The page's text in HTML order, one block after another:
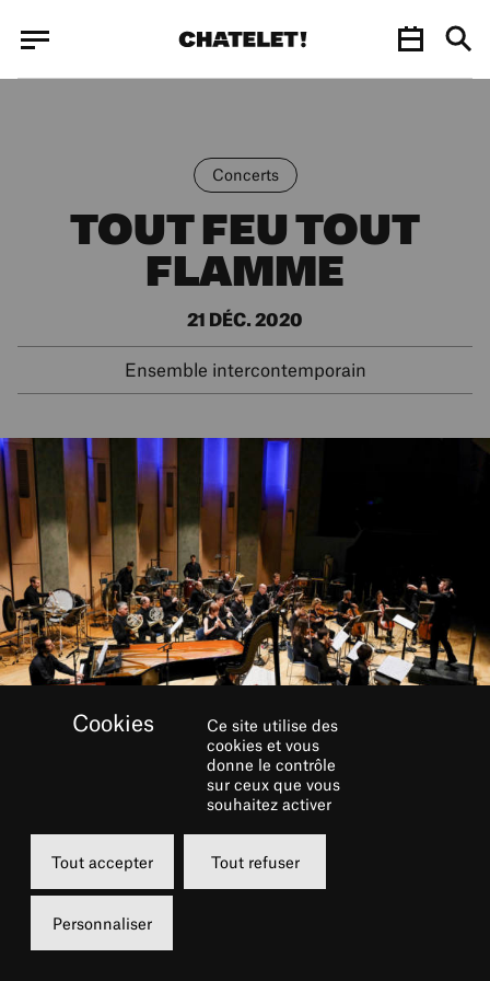
Concerts
TOUT FEU TOUT
FLAMME
21 DÉC. 2020
Ensemble intercontemporain
RÉSERVER
Lundi
21 décembre 2020
Ce site utilise des
cookies et vous
donne le contrôle
sur ceux que vous
souhaitez activer
Tout accepter Tout refuser
Personnaliser